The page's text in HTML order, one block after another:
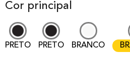
Cor principal
PRETO PRETO BRANCO